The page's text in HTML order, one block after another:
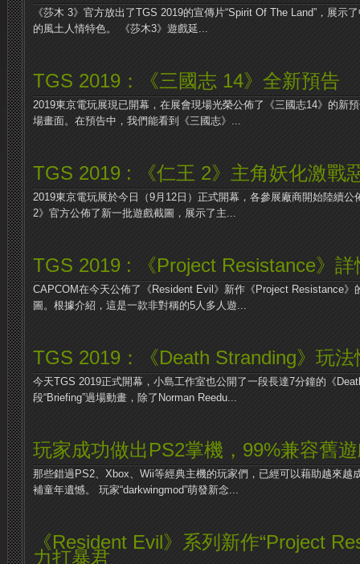
《莎木 3》官方放出了TGS 2019的宣傳片“Spirit Of The Land”，展示
的風土人情特色。 《莎木3》遊戲延...
TGS 2019：《三國志 14》全新預告
2019東京電玩展現已開幕，在展會現場光榮公佈了《三國志14》的新
場畫面。在預告中，我們能看到《三國志》...
TGS 2019 : 《仁王 2》主角妖化激戰
2019東京電玩展於今日（9月12日）正式開幕，各參展廠商開始陸續公
2》官方公佈了新一批遊戲截圖，展示了主...
TGS 2019 : 《Project Resistance》詳
CAPCOM在今天公佈了《Resident Evil》新作《Project Resistance》
圖。根據介紹，這是一款非對稱的5人多人遊...
TGS 2019：《Death Stranding》玩
今天TGS 2019正式開幕，小島工作室也公開了一段長達7分鐘的《
段“Briefing”過場動畫，除了Norman Reedu...
玩家成功做出PS2掌機，99%兼容舊
那些錯過PS2、Xbox、Wii等經典主機的玩家們，已經可以藉助越來越
補童年遺憾。 玩家“darkwingmod”萌發新念...
《Resident Evil》系列新作“Project
力打暴君